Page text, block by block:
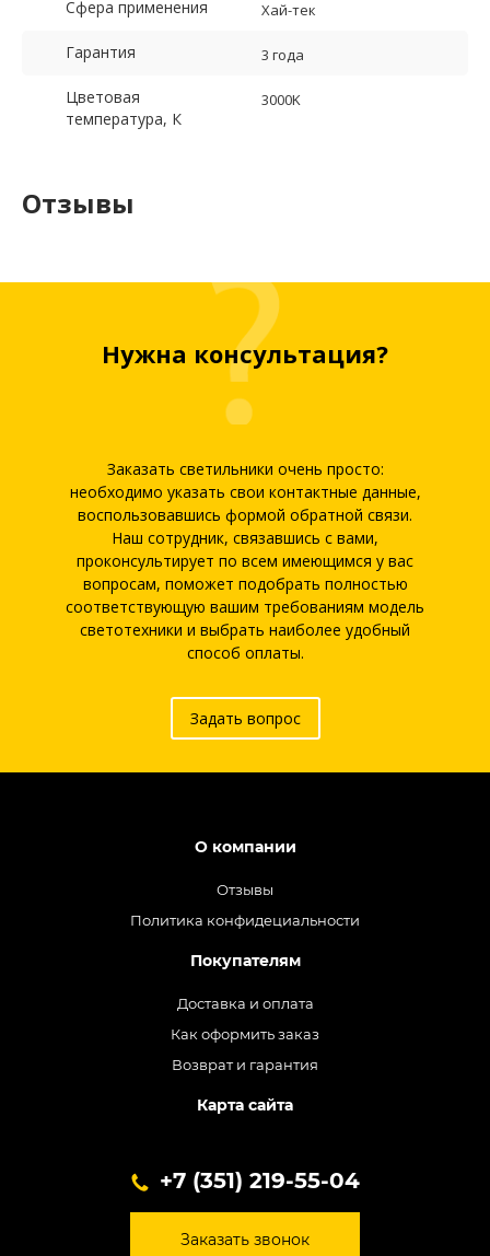
Сфера применения Хай-тек
Гарантия 3 года
Цветовая
температура, К
3000K
Отзывы
Нужна консультация?
Заказать светильники очень просто:
необходимо указать свои контактные данные,
воспользовавшись формой обратной связи.
Наш сотрудник, связавшись с вами,
проконсультирует по всем имеющимся у вас
вопросам, поможет подобрать полностью
соответствующую вашим требованиям модель
светотехники и выбрать наиболее удобный
способ оплаты.
Задать вопрос
О компании
Отзывы
Политика конфидециальности
Покупателям
Доставка и оплата
Как оформить заказ
Возврат и гарантия
Карта сайта
+7 (351) 219-55-04
Заказать звонок